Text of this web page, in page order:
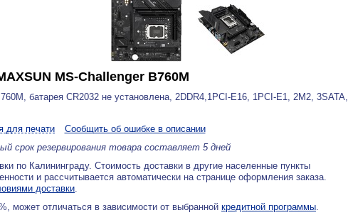
MS-Challenger B760M
батарея CR2032 не установлена, 2DDR4,1PCI-E16, 1PCI-E1, 2M2, 3SATA,
для печати
Сообщить об ошибке в описании
срок резервирования товара составляет 5 дней
по Калининграду. Стоимость доставки в другие населенные пункты
и рассчитывается автоматически на странице оформления заказа.
доставки.
может отличаться в зависимости от выбранной кредитной программы.